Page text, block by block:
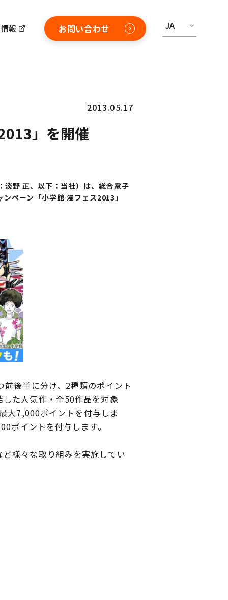
報 お問い合わせ JA
2013.05.17
」を開催
野 正、以下：当社）は、総合電子
ペーン「小学館 漫フェス2013」
後半に分け、2種類のポイント
た人気作・全50作品を対象
大7,000ポイントを付与しま
ポイントを付与します。
様々な取り組みを実施してい